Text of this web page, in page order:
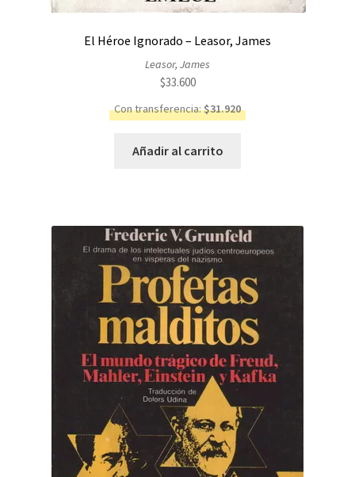
El Héroe Ignorado – Leasor, James
Leasor, James
$33.600
Con transferencia:$31.920
Añadir al carrito